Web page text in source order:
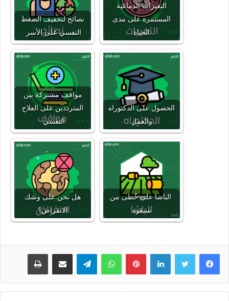
نصائح لتخفيف الضغط
النفسي على الأسر
التغيرات الدماغية
المستمرة على مدى
الحياة
مواقف مشتركة بين
المترددين على العلاج
النفسي
الحصول على الدكتوراه
والعمل
هل نحن على وشك
الانقراض؟
الباشا على خُطى من
سبقوه
لينكدإن بينتيريستواتساب تيلقرام مشاركة عبر البريد طباعة